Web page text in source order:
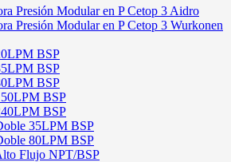
Presión Modular en P Cetop 3 Aidro
Presión Modular en P Cetop 3 Wurkonen
BSP
BSP
BSP
BSP
BSP
35LPM BSP
80LPM BSP
Flujo NPT/BSP